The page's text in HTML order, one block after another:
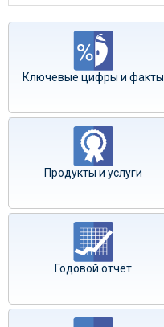
Ключевые цифры и факты
Продукты и услуги
Годовой отчёт